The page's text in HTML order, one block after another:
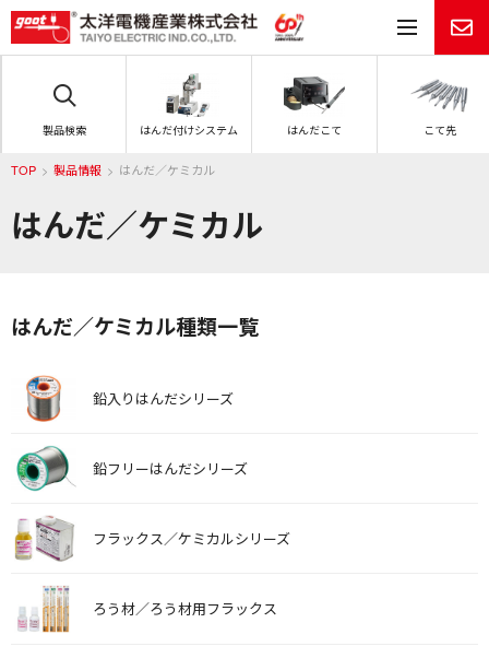
メ
製品検索 はんだ付けシステム はんだこて こて先
はんだ／ケミカル
TOP 製品情報 はんだ／ケミカル
はんだ／ケミカル種類一覧
鉛入りはんだシリーズ
鉛フリーはんだシリーズ
フラックス／ケミカルシリーズ
ろう材／ろう材用フラックス